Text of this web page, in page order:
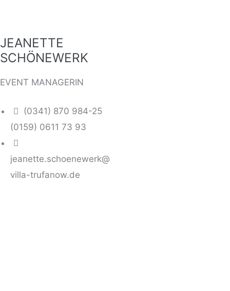
JEANETTE
SCHÖNEWERK
EVENT MANAGERIN
(0341) 870 984-25
(0159) 0611 73 93
jeanette.schoenewerk@
villa-trufanow.de